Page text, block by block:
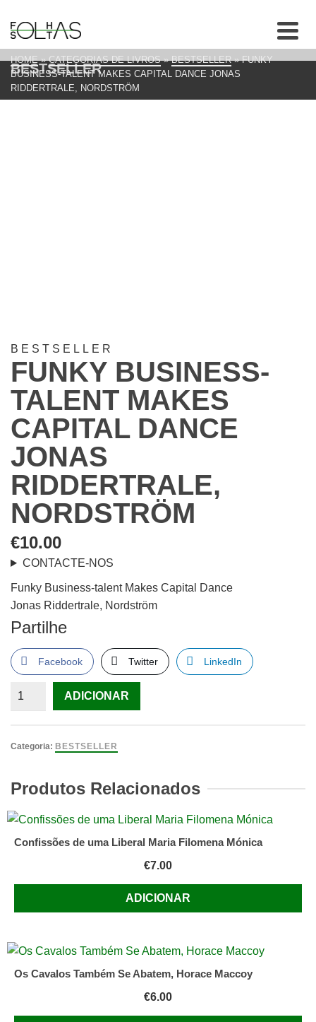
BESTSELLER
HOME » CATEGORIAS DE LIVROS » BESTSELLER » FUNKY
BUSINESS-TALENT MAKES CAPITAL DANCE JONAS
RIDDERTRALE, NORDSTRÖM
BESTSELLER
FUNKY BUSINESS-
TALENT MAKES
CAPITAL DANCE
JONAS
RIDDERTRALE,
NORDSTRÖM
€10.00
CONTACTE-NOS
Funky Business-talent Makes Capital Dance
Jonas Riddertrale, Nordström
Partilhe
Facebook Twitter LinkedIn
Quantidade
Business-
Capital
Dance
Riddertrale,
ADICIONAR
Categoria: BESTSELLER
Produtos Relacionados
Confissões de uma Liberal Maria Filomena Mónica
€7.00
ADICIONAR
Os Cavalos Também Se Abatem, Horace Maccoy
€6.00